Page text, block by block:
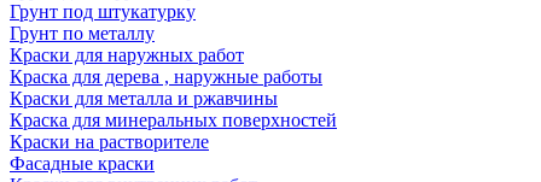
Грунт под штукатурку
Грунт по металлу
Краски для наружных работ
Краска для дерева , наружные работы
Краски для металла и ржавчины
Краска для минеральных поверхностей
Краски на растворителе
Фасадные краски